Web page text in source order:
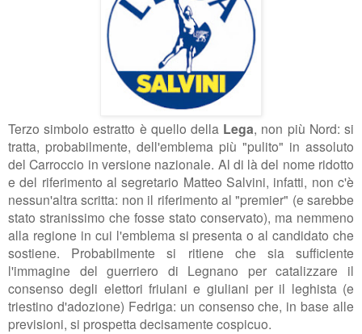
Terzo simbolo estratto è quello della Lega, non più Nord: si
tratta, probabilmente, dell'emblema più "pulito" in assoluto
del Carroccio in versione nazionale. Al di là del nome ridotto
e del riferimento al segretario Matteo Salvini, infatti, non c'è
nessun'altra scritta: non il riferimento al "premier" (e sarebbe
stato stranissimo che fosse stato conservato), ma nemmeno
alla regione in cui l'emblema si presenta o al candidato che
sostiene. Probabilmente si ritiene che sia sufficiente
l'immagine del guerriero di Legnano per catalizzare il
consenso degli elettori friulani e giuliani per il leghista (e
triestino d'adozione) Fedriga: un consenso che, in base alle
previsioni, si prospetta decisamente cospicuo.